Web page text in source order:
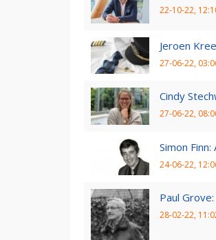
22-10-22,
Jeroen
27-06-22,
Cindy
27-06-22,
Simon
24-06-22,
Paul
28-02-22,